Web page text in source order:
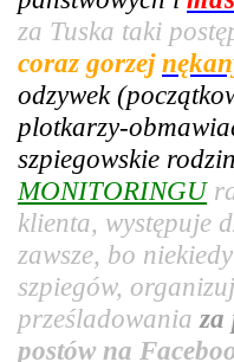
za Tuska taki
coraz gorzej
odzywek
plotkarzy-
szpiegowskie
MONITORINGU
klienta, występuje
zawsze, bo
szpiegów,
prześladowania za
postów na